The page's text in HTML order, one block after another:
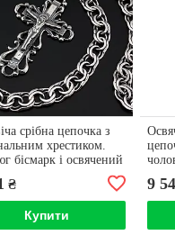
срібна цепочка з
хрестиком.
бісмарк і освячений
хрестик. Довжина 55
₴
Купити
9